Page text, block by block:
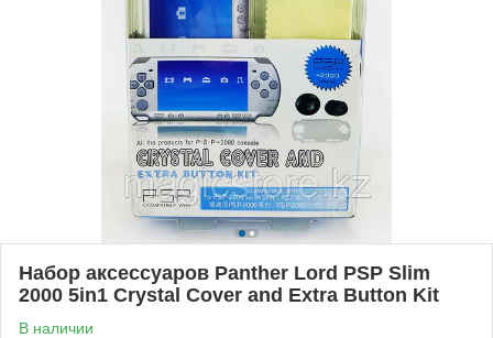
Набор аксессуаров Panther Lord PSP Slim
2000 5in1 Crystal Cover and Extra Button Kit
В наличии